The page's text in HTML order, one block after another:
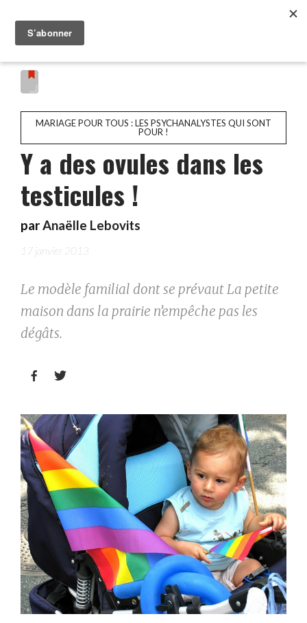
MARIAGE POUR TOUS : LES PSYCHANALYSTES QUI SONT
POUR !
Y a des ovules dans les
testicules !
parAnaëlle Lebovits
17 janvier 2013
Le modèle familial dont se prévaut La petite
maison dans la prairie n’empêche pas les
dégâts.
 